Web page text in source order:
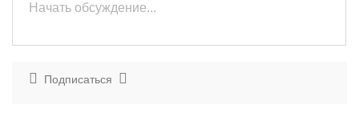
Подписаться